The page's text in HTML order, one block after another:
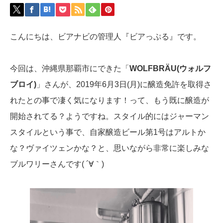
こんにちは、ビアナビの管理人『ビアっぷる』です。
今回は、沖縄県那覇市にできた「 WOLFBRÄU(ウォルフ
ブロイ) 」さんが、2019年6月3日(月)に醸造免許を取得さ
れたとの事で凄く気になります！って、もう既に醸造が
開始されてる？ようですね。スタイル的にはジャーマン
スタイルという事で、自家醸造ビール第1号はアルトか
な？ヴァイツェンかな？と、思いながら非常に楽しみな
ブルワリーさんです( ´∀｀)